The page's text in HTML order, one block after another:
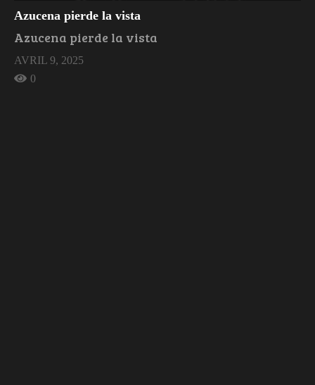
Azucena pierde la vista
Azucena pierde la vista
AVRIL 9, 2025
0